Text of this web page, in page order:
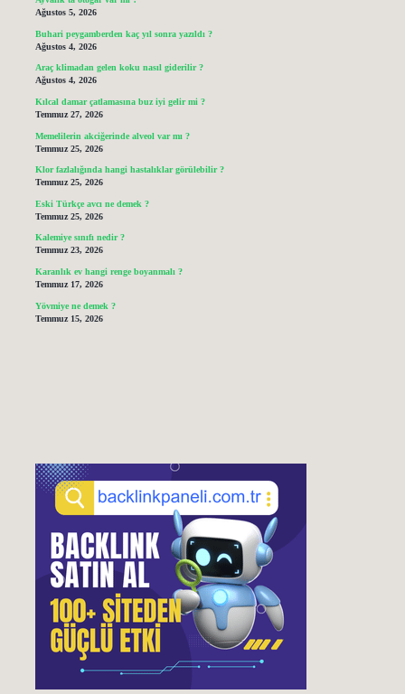
Ağustos 5, 2026
Buhari peygamberden kaç yıl sonra yazıldı ?
Ağustos 4, 2026
Araç klimadan gelen koku nasıl giderilir ?
Ağustos 4, 2026
Kılcal damar çatlamasına buz iyi gelir mi ?
Temmuz 27, 2026
Memelilerin akciğerinde alveol var mı ?
Temmuz 25, 2026
Klor fazlalığında hangi hastalıklar görülebilir ?
Temmuz 25, 2026
Eski Türkçe avcı ne demek ?
Temmuz 25, 2026
Kalemiye sınıfı nedir ?
Temmuz 23, 2026
Karanlık ev hangi renge boyanmalı ?
Temmuz 17, 2026
Yövmiye ne demek ?
Temmuz 15, 2026